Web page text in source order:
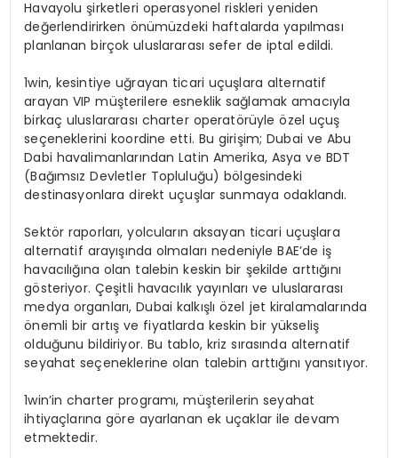
Havayolu şirketleri operasyonel riskleri yeniden
değerlendirirken önümüzdeki haftalarda yapılması
planlanan birçok uluslararası sefer de iptal edildi.
1win, kesintiye uğrayan ticari uçuşlara alternatif
arayan VIP müşterilere esneklik sağlamak amacıyla
birkaç uluslararası charter operatörüyle özel uçuş
seçeneklerini koordine etti. Bu girişim; Dubai ve Abu
Dabi havalimanlarından Latin Amerika, Asya ve BDT
(Bağımsız Devletler Topluluğu) bölgesindeki
destinasyonlara direkt uçuşlar sunmaya odaklandı.
Sektör raporları, yolcuların aksayan ticari uçuşlara
alternatif arayışında olmaları nedeniyle BAE’de iş
havacılığına olan talebin keskin bir şekilde arttığını
gösteriyor. Çeşitli havacılık yayınları ve uluslararası
medya organları, Dubai kalkışlı özel jet kiralamalarında
önemli bir artış ve fiyatlarda keskin bir yükseliş
olduğunu bildiriyor. Bu tablo, kriz sırasında alternatif
seyahat seçeneklerine olan talebin arttığını yansıtıyor.
1win’in charter programı, müşterilerin seyahat
ihtiyaçlarına göre ayarlanan ek uçaklar ile devam
etmektedir.